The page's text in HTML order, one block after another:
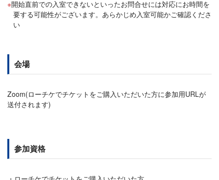
開始直前での入室できないといったお問合せには対応にお時間を
要する可能性がございます。あらかじめ入室可能かご確認くださ
い
会場
Zoom(ローチケでチケットをご購入いただいた方に参加用URLが
送付されます)
参加資格